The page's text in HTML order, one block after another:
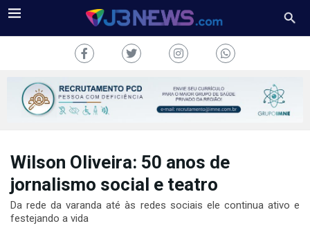
J3NEWS
TV
COLUNAS
Wilson Oliveira: 50 anos de
jornalismo social e teatro
Da rede da varanda até às redes sociais ele continua ativo e
festejando a vida